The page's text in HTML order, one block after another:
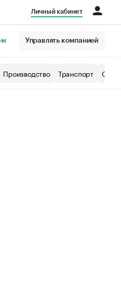
Личный кабинет
Управлять компанией
Производство Транспорт